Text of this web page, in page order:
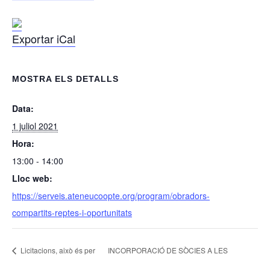
Exportar iCal
MOSTRA ELS DETALLS
Data:
1 juliol 2021
Hora:
13:00 - 14:00
Lloc web:
https://serveis.ateneucoopte.org/program/obradors-
compartits-reptes-i-oportunitats
Licitacions, això és per
INCORPORACIÓ DE SÒCIES A LES